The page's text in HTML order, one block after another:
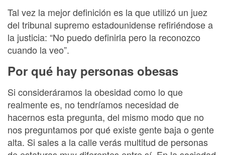
Tal vez la mejor definición es la que utilizó un juez
del tribunal supremo estadounidense refiriéndose a
la justicia: “No puedo definirla pero la reconozco
cuando la veo”.
Por qué hay personas obesas
Si consideráramos la obesidad como lo que
realmente es, no tendríamos necesidad de
hacernos esta pregunta, del mismo modo que no
nos preguntamos por qué existe gente baja o gente
alta. Si sales a la calle verás multitud de personas